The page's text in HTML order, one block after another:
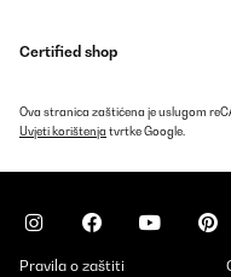
Certified shop
Ova stranica zaštićena je uslugom
Uvjeti korištenja tvrtke Google.
Pravila o zaštiti